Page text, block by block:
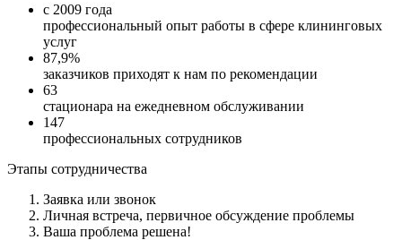
с 2009 года
профессиональный опыт работы в сфере клининговых
услуг
87,9%
заказчиков приходят к нам по рекомендации
63
стационара на ежедневном обслуживании
147
профессиональных сотрудников
Этапы сотрудничества
Заявка или звонок
Личная встреча, первичное обсуждение проблемы
Ваша проблема решена!